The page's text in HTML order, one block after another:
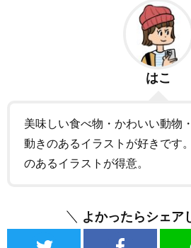
はこ
美味しい食べ物・かわいい動物
動きのあるイラストが好きです
のあるイラストが得意。
よかったらシェア